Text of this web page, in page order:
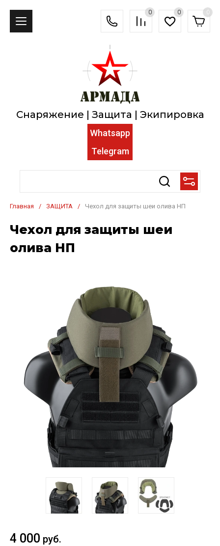
0 0 0
Снаряжение | Защита | Экипировка
Whatsapp
Telegram
Главная / ЗАЩИТА / Чехол для защиты шеи олива НП
Чехол для защиты шеи
олива НП
4 000 руб.